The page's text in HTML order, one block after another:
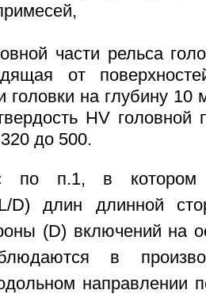
части рельса
от
головки на глубину
HV головной
до 500.
по п.1, в котором
D) длин длинной
(D) включений на
в
направлении